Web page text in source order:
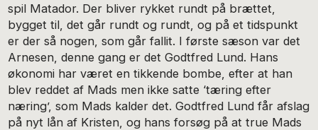
spil Matador. Der bliver rykket rundt på brættet,
bygget til, det går rundt og rundt, og på et tidspunkt
er der så nogen, som går fallit. I første sæson var det
Arnesen, denne gang er det Godtfred Lund. Hans
økonomi har været en tikkende bombe, efter at han
blev reddet af Mads men ikke satte ‘tæring efter
næring’, som Mads kalder det. Godtfred Lund får afslag
på nyt lån af Kristen, og hans forsøg på at true Mads